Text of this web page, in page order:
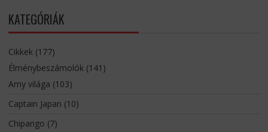
KATEGÓRIÁK
Cikkek(177)
Élménybeszámolók(141)
Amy világa (103)
Captain Japan (10)
Chipango (7)